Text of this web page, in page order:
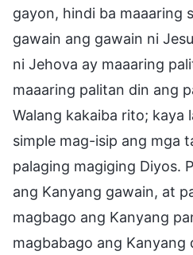
gayon, hindi ba maaaring
gawain ang gawain ni
ni Jehova ay maaaring
maaaring palitan din ang
Walang kakaiba rito; kaya
simple mag-isip ang mga
palaging magiging Diyos.
ang Kanyang gawain, at
magbago ang Kanyang
magbabago ang Kanyang